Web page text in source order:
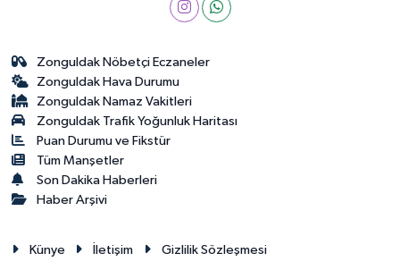
Zonguldak Nöbetçi Eczaneler
Zonguldak Hava Durumu
Zonguldak Namaz Vakitleri
Zonguldak Trafik Yoğunluk Haritası
Puan Durumu ve Fikstür
Tüm Manşetler
Son Dakika Haberleri
Haber Arşivi
Künye İletişim Gizlilik Sözleşmesi